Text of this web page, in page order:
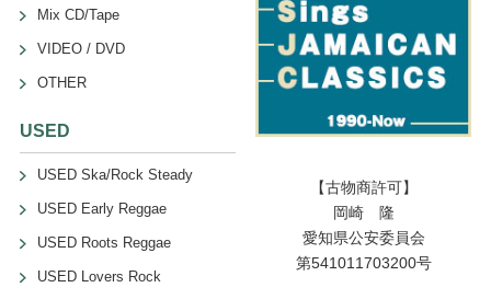
Mix CD/Tape
VIDEO / DVD
OTHER
USED
USED Ska/Rock Steady
USED Early Reggae
USED Roots Reggae
USED Lovers Rock
【古物商許可】
岡崎 隆
愛知県公安委員会
第541011703200号